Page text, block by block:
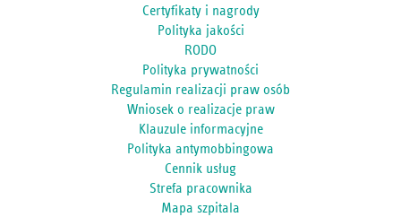
Certyfikaty i nagrody
Polityka jakości
RODO
Polityka prywatności
Regulamin realizacji praw osób
Wniosek o realizacje praw
Klauzule informacyjne
Polityka antymobbingowa
Cennik usług
Strefa pracownika
Mapa szpitala